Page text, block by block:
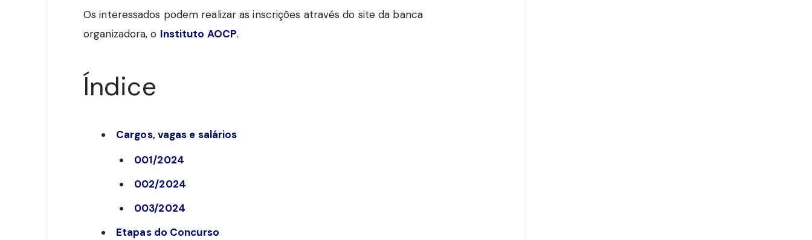
Os interessados podem realizar as inscrições através do site da banca
organizadora, o Instituto AOCP.
Índice
Cargos, vagas e salários
001/2024
002/2024
003/2024
Etapas do Concurso